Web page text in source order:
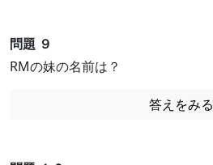
問題 ９
RMの妹の名前は？
答えをみる